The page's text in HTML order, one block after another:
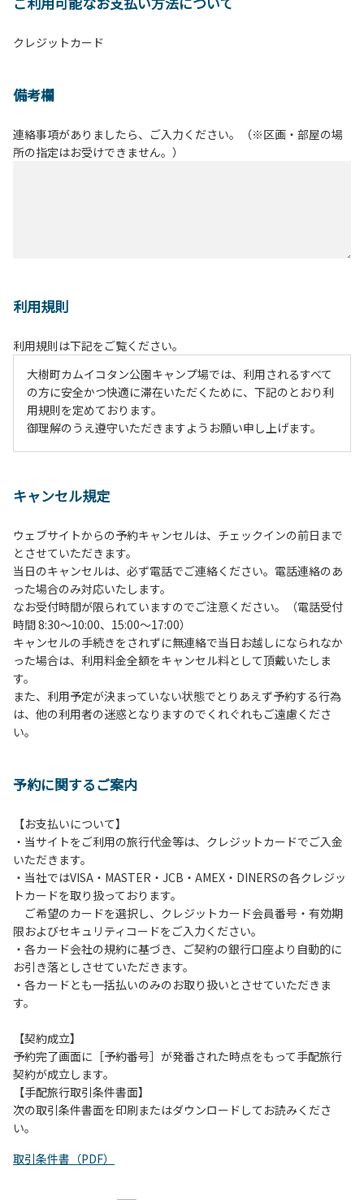
クレジットカード
備考欄
連絡事項がありましたら、ご入力ください。（※区画・部屋の場
所の指定はお受けできません。）
利用規則
利用規則は下記をご覧ください。
大樹町カムイコタン公園キャンプ場では、利用されるすべて
の方に安全かつ快適に滞在いただくために、下記のとおり利
用規則を定めております。
御理解のうえ遵守いただきますようお願い申し上げます。
２、中学生以下だけでの利用はできません。高校生以上の方
３、テントサイト（多目的広場を含む。）の使用は、事前に
予約いただいた方のみで、連泊の方を除き、正午からです。
基本的に、テント1張りにつき1区画の予約をお願いします。
管理棟にてチェックインの手続きを行ってください。午後3
時前にお越しの方は、午後3時になりましたら管理棟にて手
続きを行ってください。午後5時過ぎにお越しの方は、翌朝
手続きを行ってください。
４、車両は、荷物の積み下ろし時以外は、駐車場にとめてく
ださい。
５、チェックアウトは、午前10時まで（日帰り使用の場合は
午後5時まで）です。チェックインの手続きを行っていない
方や使用人数が増えた場合は、必ず手続きを行ってくださ
ら午前10時までの間にゴミステーションに出してください。
は、お持ち帰りをお願いします。
【禁止事項】
カラオケ、発電機、地面での直火による焚き火、キャンプフ
ァイヤー、打ち上げ式花火、テントサウナの設置
【注意事項】
当キャンプ場のそばを流れる歴舟川は、上流で雨が降ると短
時間で増水し、川原で遊んでいると大変危険な状態になりや
すく、過去にも増水により人が流される事故が数件起きてい
（１）川原にテントやタープを張らない。
（２）雨が降ったときは川原で遊ばない。
（３）カムイコタン公園キャンプ場で雨が降らなくても、上
流で雨が降り急に増水することがあるので、水の濁りに注意
し、濁り始めたときには直ちに川原での遊びを中止する。
（４）キャンプ場の管理者や地元住民から川についての注意
キャンセル規定
ウェブサイトからの予約キャンセルは、チェックインの前日まで
とさせていただきます。
当日のキャンセルは、必ず電話でご連絡ください。電話連絡のあ
った場合のみ対応いたします。
なお受付時間が限られていますのでご注意ください。（電話受付
時間 8:30～10:00、15:00～17:00）
キャンセルの手続きをされずに無連絡で当日お越しになられなか
った場合は、利用料金全額をキャンセル料として頂戴いたしま
す。
また、利用予定が決まっていない状態でとりあえず予約する行為
は、他の利用者の迷惑となりますのでくれぐれもご遠慮くださ
い。
予約に関するご案内
【お支払いについて】
・当サイトをご利用の旅行代金等は、クレジットカードでご入金
いただきます。
・当社ではVISA・MASTER・JCB・AMEX・DINERSの各クレジッ
トカードを取り扱っております。
ご希望のカードを選択し、クレジットカード会員番号・有効期
限およびセキュリティコードをご入力ください。
・各カード会社の規約に基づき、ご契約の銀行口座より自動的に
お引き落としさせていただきます。
・各カードとも一括払いのみのお取り扱いとさせていただきま
す。
【契約成立】
予約完了画面に［予約番号］が発番された時点をもって手配旅行
契約が成立します。
【手配旅行取引条件書面】
次の取引条件書面を印刷またはダウンロードしてお読みくださ
い。
取引条件書（PDF）